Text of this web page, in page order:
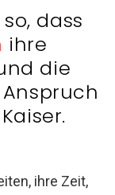
dass
ihre
die
ihre Zeit,